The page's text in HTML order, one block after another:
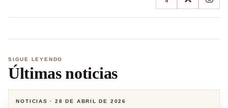
SIGUE LEYENDO
Últimas noticias
NOTICIAS ·28 DE ABRIL DE 2026